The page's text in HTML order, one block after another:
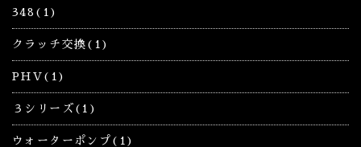
348(1)
クラッチ交換(1)
PHV(1)
３シリーズ(1)
ウォーターポンプ(1)